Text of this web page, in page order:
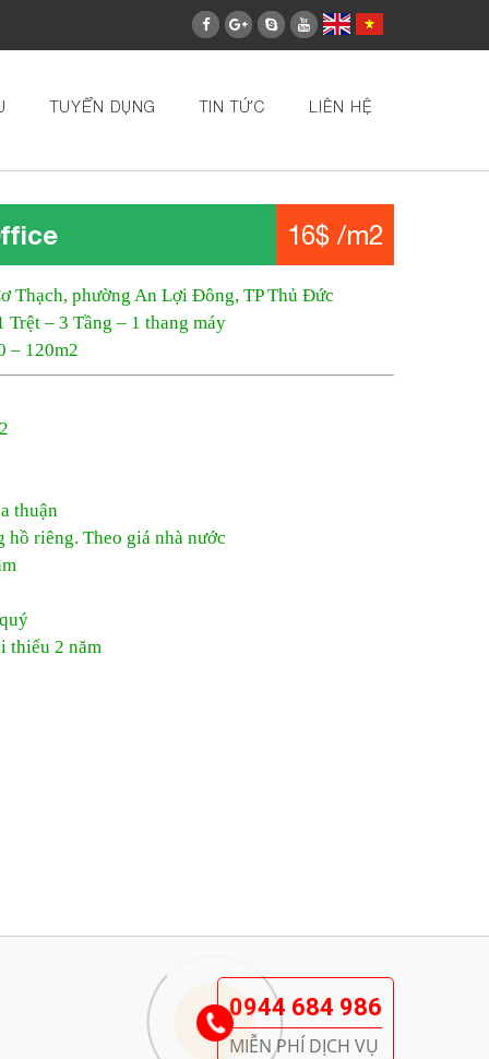
TUYỂN DỤNG TIN TỨC LIÊN HỆ
16$ /m2
Thạch, phường An Lợi Đông, TP Thủ Đức
Trệt – 3 Tầng – 1 thang máy
– 120m2
thuận
hồ riêng. Theo giá nhà nước
thiểu 2 năm
0944 684 986
MIỄN PHÍ DỊCH VỤ